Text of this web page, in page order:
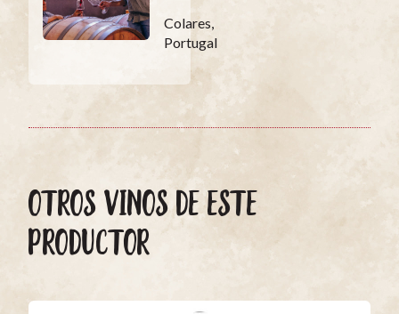
Colares,
Portugal
OTROS VINOS DE ESTE
PRODUCTOR